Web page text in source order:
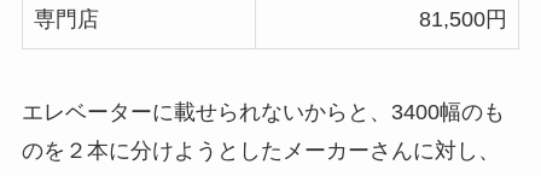
専門店 81,500円
エレベーターに載せられないからと、3400幅のも
のを２本に分けようとしたメーカーさんに対し、